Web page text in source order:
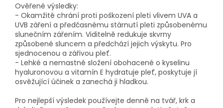
Ověřené výsledky:
- Okamžitě chrání proti poškození pleti vlivem UVA a
UVB záření a předčasnému stárnutí pleti způsobenému
slunečním zářením. Viditelně redukuje skvrny
způsobené sluncem a předchází jejich výskytu. Pro
sjednocenou a zářivou pleť.
- Lehké a nemastné složení obohacené o kyselinu
hyaluronovou a vitamín E hydratuje pleť, poskytuje jí
osvěžující účinek a zanechá ji hladkou.
Pro nejlepší výsledek používejte denně na tvář, krk a